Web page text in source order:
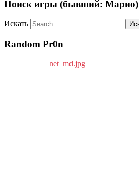
Поиск игры (бывший: Марио)
Искать
Random Pr0n